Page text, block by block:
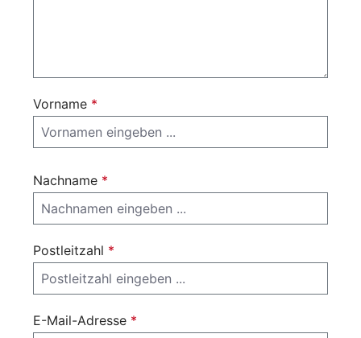
Vorname *
Nachname *
Postleitzahl *
E-Mail-Adresse *